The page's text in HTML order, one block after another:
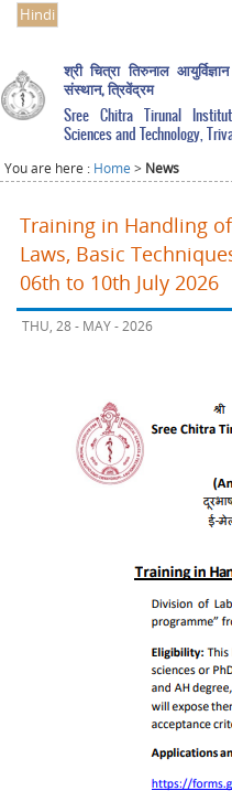
Hindi
श्री चित्रा तिरुनाल
संस्थान, त्रिवेंद्रम
Sree Chitra Tirunal
Sciences and Technology,
You are here : Home > News
Training in Handling
Laws, Basic
06th to 10th July 2026
THU, 28 - MAY - 2026